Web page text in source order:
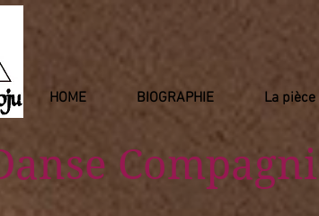
HOME BIOGRAPHIE La pièce